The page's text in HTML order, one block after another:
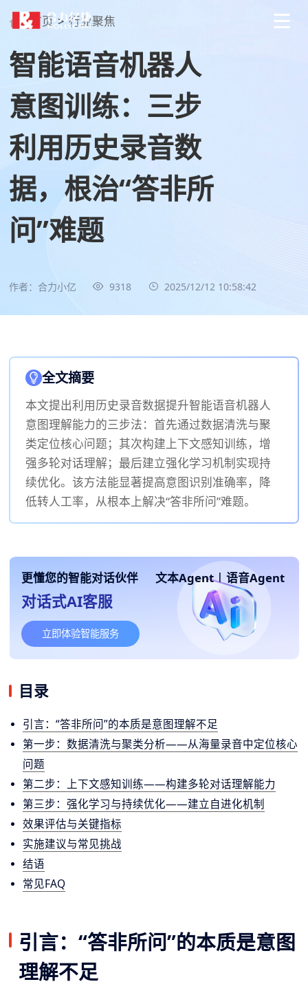
首页 > 行业聚焦
智能语音机器人
意图训练：三步
利用历史录音数
据，根治“答非所
问”难题
作者：合力小亿 9318 2025/12/12 10:58:42
全文摘要
本文提出利用历史录音数据提升智能语音机器人
意图理解能力的三步法：首先通过数据清洗与聚
类定位核心问题；其次构建上下文感知训练，增
强多轮对话理解；最后建立强化学习机制实现持
续优化。该方法能显著提高意图识别准确率，降
低转人工率，从根本上解决“答非所问”难题。
更懂您的智能对话伙伴 文本Agent | 语音Agent
对话式AI客服
立即体验智能服务
目录
引言：“答非所问”的本质是意图理解不足
第一步：数据清洗与聚类分析——从海量录音中定位核心
问题
第二步：上下文感知训练——构建多轮对话理解能力
第三步：强化学习与持续优化——建立自进化机制
效果评估与关键指标
实施建议与常见挑战
结语
常见FAQ
引言：“答非所问”的本质是意图
理解不足